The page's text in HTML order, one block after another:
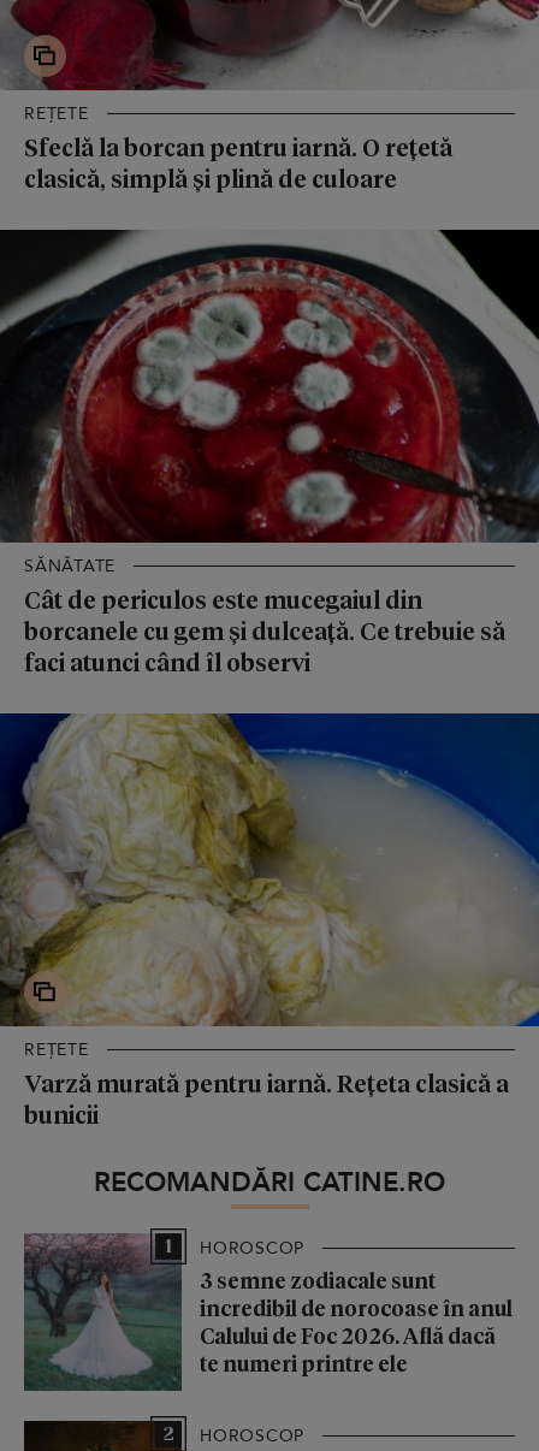
REȚETE
Sfeclă la borcan pentru iarnă. O rețetă
clasică, simplă și plină de culoare
SĂNĂTATE
Cât de periculos este mucegaiul din
borcanele cu gem și dulceață. Ce trebuie să
faci atunci când îl observi
REȚETE
Varză murată pentru iarnă. Rețeta clasică a
bunicii
RECOMANDĂRI CATINE.RO
1 HOROSCOP
3 semne zodiacale sunt
incredibil de norocoase în anul
Calului de Foc 2026. Află dacă
te numeri printre ele
2 HOROSCOP